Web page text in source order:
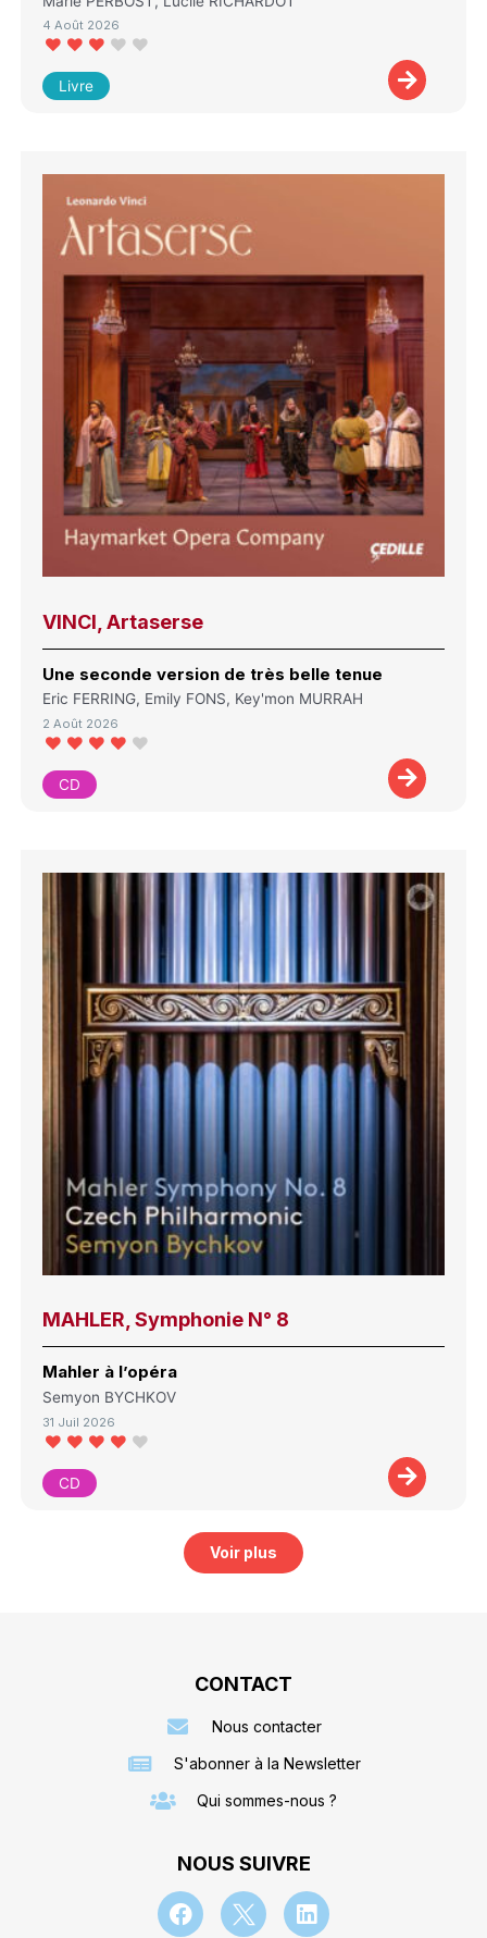
4 Août 2026
Livre
VINCI, Artaserse
Une seconde version de très belle tenue
Eric FERRING, Emily FONS, Key'mon MURRAH
2 Août 2026
CD
MAHLER, Symphonie N° 8
Mahler à l’opéra
Semyon BYCHKOV
31 Juil 2026
CD
Voir plus
CONTACT
Nous contacter
S'abonner à la Newsletter
Qui sommes-nous ?
NOUS SUIVRE